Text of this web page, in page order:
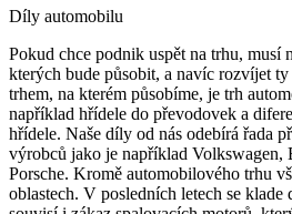
Díly automobilu
Pokud chce podnik uspět na trhu, musí
kterých bude působit, a navíc rozvíjet
trhem, na kterém působíme, je trh
například hřídele do převodovek a
hřídele. Naše díly od nás odebírá řada
výrobců jako je například Volkswagen,
Porsche. Kromě automobilového trhu
oblastech. V posledních letech se